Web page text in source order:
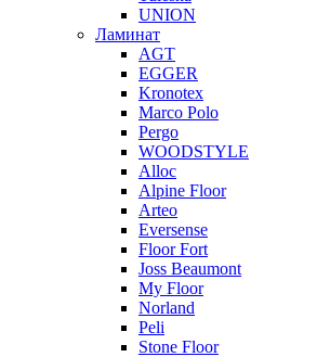
UNION
Ламинат
AGT
EGGER
Kronotex
Marco Polo
Pergo
WOODSTYLE
Alloc
Alpine Floor
Arteo
Eversense
Floor Fort
Joss Beaumont
My Floor
Norland
Peli
Stone Floor